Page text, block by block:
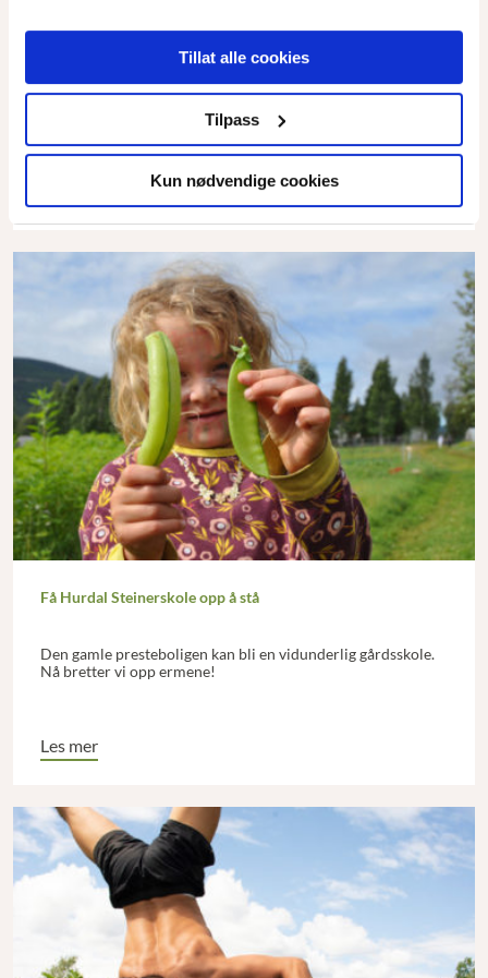
Tillat alle cookies
Tilpass
Kun nødvendige cookies
Malawi er ett av verdens fattigste land. Borgny og Svein
Berglund har i flere år sammen med familie og venner støttet
en familie i Sør-Malawi med mat i trange tider og med
skolegang for de to døtrene (nå 15 og 17 år) til alenemoren
Få Hurdal Steinerskole opp å stå
Den gamle presteboligen kan bli en vidunderlig gårdsskole.
Nå bretter vi opp ermene!
Les mer